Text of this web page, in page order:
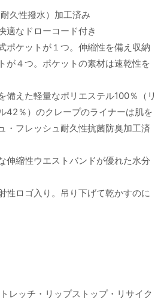
久性撥水）加工済み
適なドローコード付き
ポケットが１つ。伸縮性を備え収納
が４つ。ポケットの素材は速乾性を
備えた軽量なポリエステル100％（リ
42％）のクレープのライナーは肌を
・フレッシュ耐久性抗菌防臭加工済
伸縮性ウエストバンドが優れた水分
性ロゴ入り。吊り下げて乾かすのに
レッチ・リップストップ・リサイク